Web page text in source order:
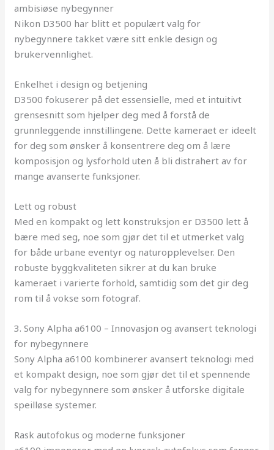
ambisiøse nybegynner
Nikon D3500 har blitt et populært valg for
nybegynnere takket være sitt enkle design og
brukervennlighet.
Enkelhet i design og betjening
D3500 fokuserer på det essensielle, med et intuitivt
grensesnitt som hjelper deg med å forstå de
grunnleggende innstillingene. Dette kameraet er ideelt
for deg som ønsker å konsentrere deg om å lære
komposisjon og lysforhold uten å bli distrahert av for
mange avanserte funksjoner.
Lett og robust
Med en kompakt og lett konstruksjon er D3500 lett å
bære med seg, noe som gjør det til et utmerket valg
for både urbane eventyr og naturopplevelser. Den
robuste byggkvaliteten sikrer at du kan bruke
kameraet i varierte forhold, samtidig som det gir deg
rom til å vokse som fotograf.
3. Sony Alpha a6100 – Innovasjon og avansert teknologi
for nybegynnere
Sony Alpha a6100 kombinerer avansert teknologi med
et kompakt design, noe som gjør det til et spennende
valg for nybegynnere som ønsker å utforske digitale
speilløse systemer.
Rask autofokus og moderne funksjoner